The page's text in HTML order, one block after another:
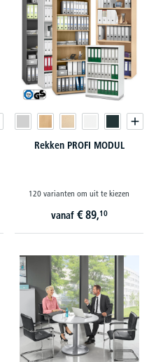
Rekken PROFI MODUL
120 varianten om uit te kiezen
vanaf € 89,10